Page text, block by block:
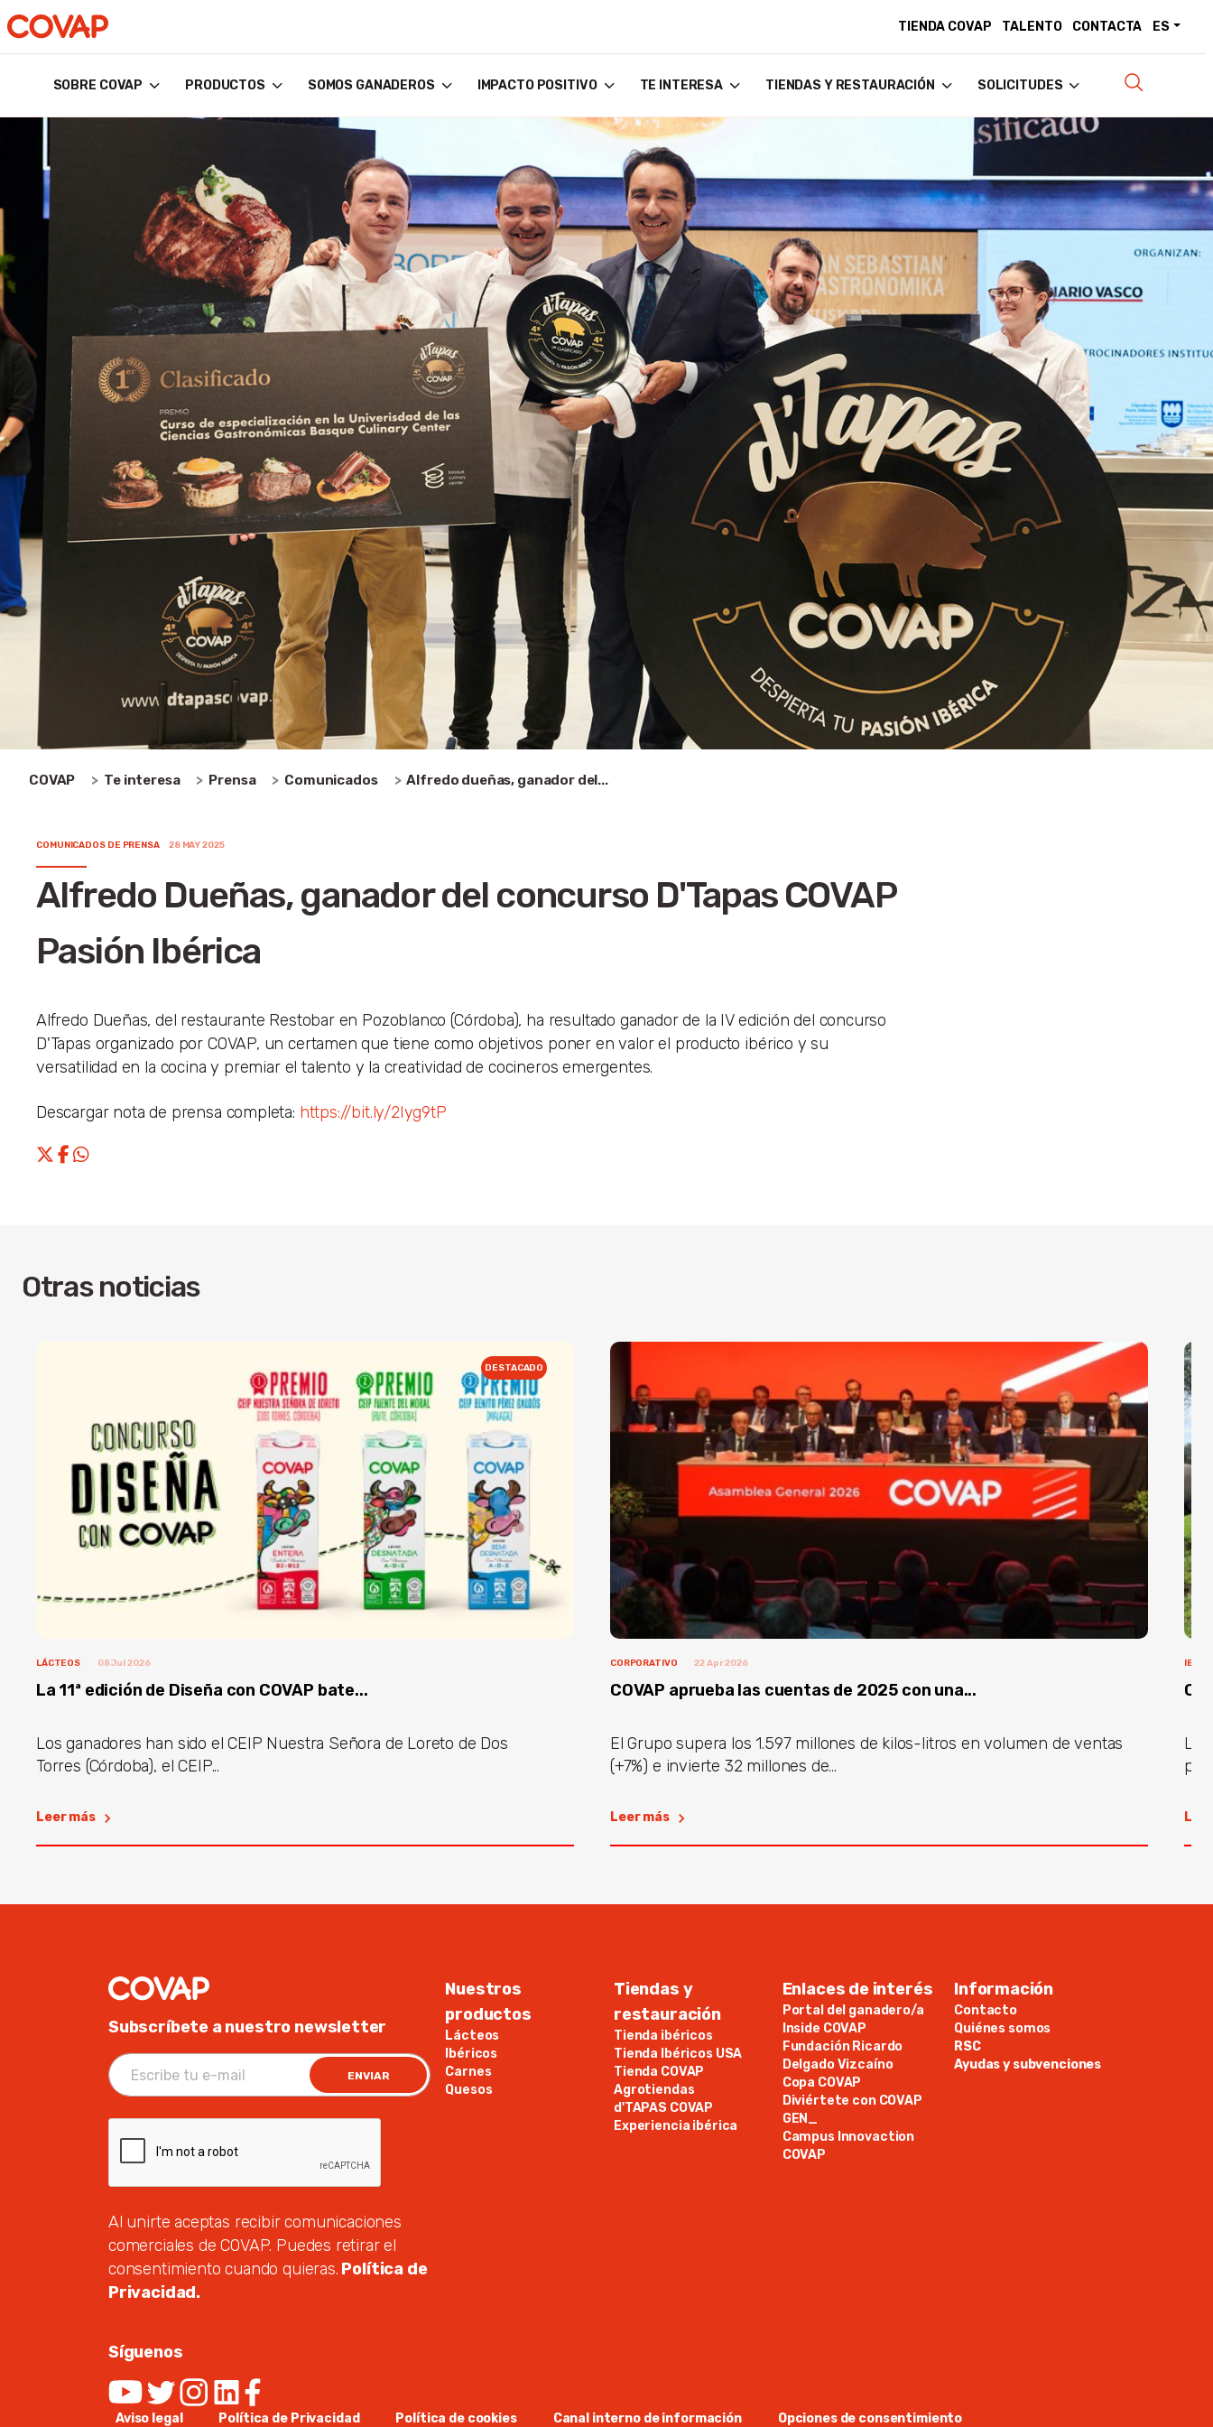
TIENDA COVAP TALENTO CONTACTA ES
SOBRE COVAP PRODUCTOS SOMOS GANADEROS IMPACTO POSITIVO TE INTERESA TIENDAS Y RESTAURACIÓN SOLICITUDES
Búsquedas
Quiénes
somos
Bienestar
Animal
COVAP Te interesa Prensa Comunicados Alfredo dueñas, ganador del...
COMUNICADOS DE PRENSA 28 MAY 2025
Alfredo Dueñas, ganador del concurso D'Tapas COVAP
Pasión Ibérica
Alfredo Dueñas, del restaurante Restobar en Pozoblanco (Córdoba), ha resultado ganador de la IV edición del concurso
D'Tapas organizado por COVAP, un certamen que tiene como objetivos poner en valor el producto ibérico y su
versatilidad en la cocina y premiar el talento y la creatividad de cocineros emergentes.
Descargar nota de prensa completa: https://bit.ly/2Iyg9tP
Otras noticias
DESTACADO
LÁCTEOS 08 Jul 2026
La 11ª edición de Diseña con COVAP bate...
Los ganadores han sido el CEIP Nuestra Señora de Loreto de Dos
Torres (Córdoba), el CEIP...
Leer más
CORPORATIVO 22 Apr 2026
COVAP aprueba las cuentas de 2025 con una...
El Grupo supera los 1.597 millones de kilos-litros en volumen de ventas
(+7%) e invierte 32 millones de...
Leer más
La
Subscríbete a nuestro newsletter
ENVIAR
Al unirte aceptas recibir comunicaciones
comerciales de COVAP. Puedes retirar el
consentimiento cuando quieras. Política de
Privacidad.
Nuestros
productos
Lácteos
Ibéricos
Carnes
Quesos
Tiendas y
restauración
Tienda ibéricos
Tienda Ibéricos USA
Tienda COVAP
Agrotiendas
d'TAPAS COVAP
Experiencia ibérica
Enlaces de interés
Portal del ganadero/a
Inside COVAP
Fundación Ricardo
Delgado Vizcaíno
Copa COVAP
Diviértete con COVAP
GEN_
Campus Innovaction
COVAP
Información
Contacto
Quiénes somos
RSC
Ayudas y subvenciones
Síguenos
Aviso legal Política de Privacidad Política de cookies Canal interno de información Opciones de consentimiento